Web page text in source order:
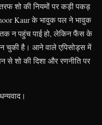
शो की नियमों पर कड़ी पकड़
Kaur के भावुक पल ने भावुक
तक न पहुंच पाई हो, लेकिन फैंस के
चुकी है। आने वाले एपिसोड्स में
से शो की दिशा और रणनीति पर